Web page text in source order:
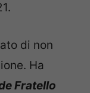
di non
Ha
Fratello